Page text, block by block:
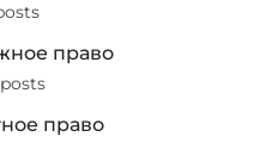
право
право